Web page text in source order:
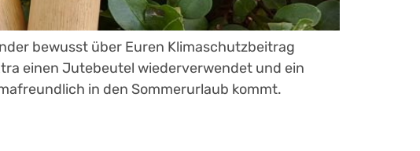
bewusst über Euren Klimaschutzbeitrag
einen Jutebeutel wiederverwendet und ein
in den Sommerurlaub kommt.